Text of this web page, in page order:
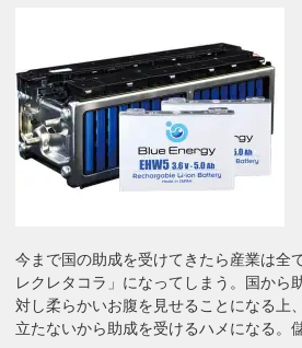
今まで国の助成を受けてきたら産業は全
レクレタコラ」になってしまう。国から
対し柔らかいお腹を見せることになる上
立たないから助成を受けるハメになる。